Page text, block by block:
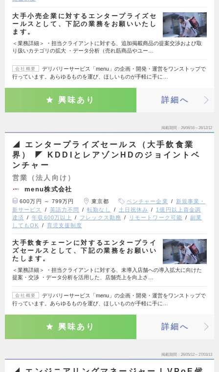
大手小売企業に対するエンタープライズセ
ールスとして、下記の業務をお願いいたし
ます。
＜業務詳細＞ ・担当クライアントに対する、追加掲載商品の提案交渉および取
り扱いカテゴリの拡大 ・データ分析（売れ筋商品やユー…
会社概要
デリバリーサービス「menu」の企画・開発・運営をワンストップで
行っています。あらゆるものを運び、ほしいものが手軽に手に…
興味あり 詳細へ
掲載期間 26/06/16～26/12/12
◢ エンタープライズセールス（大手飲食業
界） ◤ KDDIとレアゾンHDのジョイントベ
ンチャー
営業（法人向け）
menu株式会社
600万円 ～ 799万円 東京都 ベンチャー企業
新規事業・
新サービス
英語力不問 転勤なし 土日祝休み
1億円以上資金調
達済
年収600万以上 フレックス勤務 リモートワーク可能
副業
してもOK
育児支援制度
大手飲食チェーンに対するエンタープライ
ズセールスとして、下記の業務をお願いい
たします。
＜業務詳細＞ ・担当クライアントに対する、未導入店舗への導入拡大に向けた
提案・交渉 ・データ分析を活用した、店舗売上を向上さ…
会社概要
デリバリーサービス「menu」の企画・開発・運営をワンストップで
行っています。あらゆるものを運び、ほしいものが手軽に手に…
興味あり 詳細へ
掲載期間 26/05/12～27/03/13